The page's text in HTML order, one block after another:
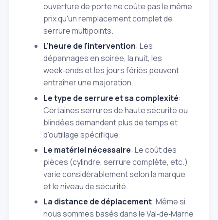
ouverture de porte ne coûte pas le même
prix qu'un remplacement complet de
serrure multipoints.
L'heure de l'intervention: Les
dépannages en soirée, la nuit, les
week‑ends et les jours fériés peuvent
entraîner une majoration.
Le type de serrure et sa complexité:
Certaines serrures de haute sécurité ou
blindées demandent plus de temps et
d'outillage spécifique.
Le matériel nécessaire: Le coût des
pièces (cylindre, serrure complète, etc.)
varie considérablement selon la marque
et le niveau de sécurité.
La distance de déplacement: Même si
nous sommes basés dans le Val‑de‑Marne